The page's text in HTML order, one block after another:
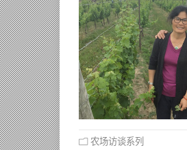
农场访谈系列